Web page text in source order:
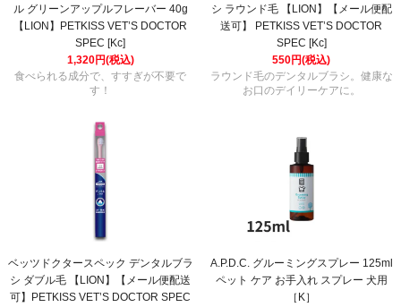
ル グリーンアップルフレーバー 40g
【LION】PETKISS VET’S DOCTOR
SPEC [Kc]
1,320円(税込)
食べられる成分で、すすぎが不要で
す！
シ ラウンド毛 【LION】【メール便配
送可】 PETKISS VET’S DOCTOR
SPEC [Kc]
550円(税込)
ラウンド毛のデンタルブラシ。健康な
お口のデイリーケアに。
ベッツドクタースペック デンタルブラ
シ ダブル毛 【LION】【メール便配送
可】PETKISS VET’S DOCTOR SPEC
A.P.D.C. グルーミングスプレー 125ml
ペット ケア お手入れ スプレー 犬用
［K］